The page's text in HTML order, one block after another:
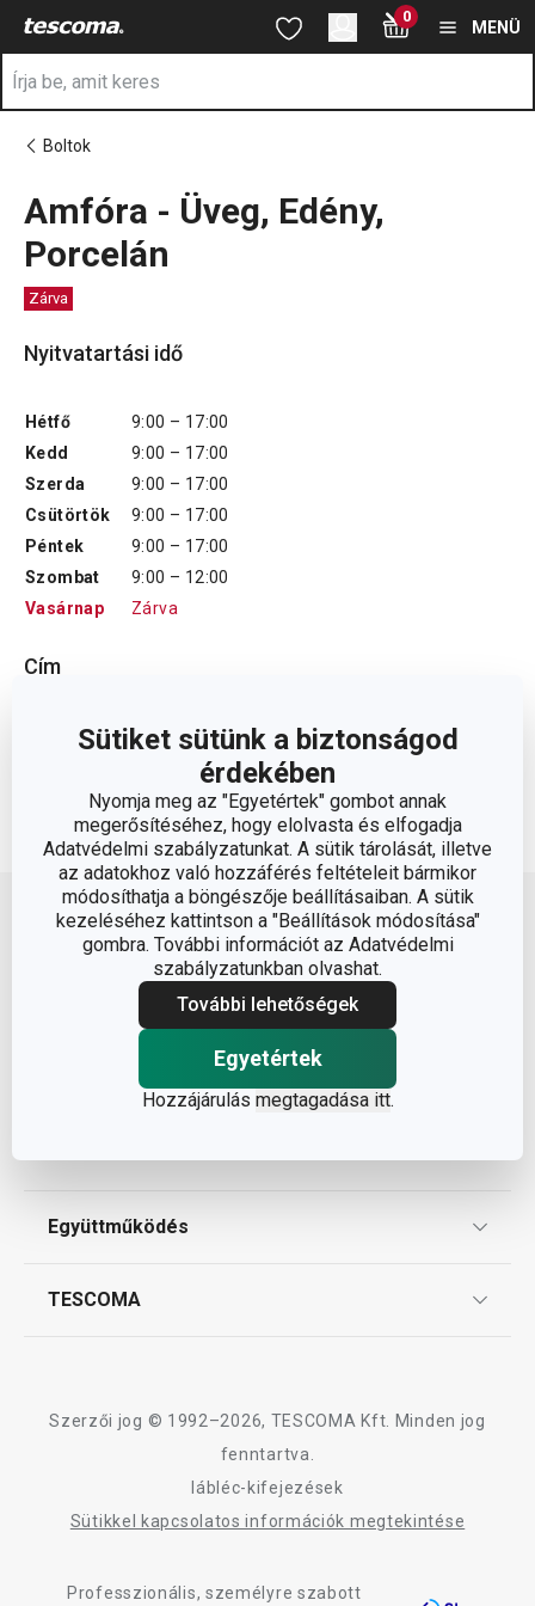
Sütiket sütünk a biztonságod
érdekében
Nyomja meg az "Egyetértek" gombot annak
megerősítéséhez, hogy elolvasta és elfogadja
Adatvédelmi szabályzatunkat. A sütik tárolását, illetve
az adatokhoz való hozzáférés feltételeit bármikor
módosíthatja a böngészője beállításaiban. A sütik
kezeléséhez kattintson a "Beállítások módosítása"
gombra. További információt az Adatvédelmi
szabályzatunkban olvashat.
További lehetőségek
Egyetértek
Hozzájárulás megtagadása itt.
A Amfóra - Üveg, Edény, Porcelán oldalon tartózkodik
Ugrás a fő tartalomhoz
Ugrás a kereséshez
Ugrás a navigációhoz 0
MENÜ
Boltok
Amfóra - Üveg, Edény,
Porcelán
Zárva
Nyitvatartási idő
Hétfő
9:00 – 17:00
Kedd
9:00 – 17:00
Szerda
9:00 – 17:00
Csütörtök
9:00 – 17:00
Péntek
9:00 – 17:00
Szombat
9:00 – 12:00
Vasárnap
Zárva
Cím
Vörösmaty utca 1 Paks 7030
E-mail cím:
Telefon: +36 20 236 7906
Lépj feljebb
Vásárléknak
Gyakori kérdések
Reklamáció és termékvisszaküldés
Együttműködés
TESCOMA
Adatkezelési Tájékoztató
Szerzői jog © 1992–2026, TESCOMA Kft. Minden jog
fenntartva.
lábléc-kifejezések
Sütikkel kapcsolatos információk megtekintése
Professzionális, személyre szabott